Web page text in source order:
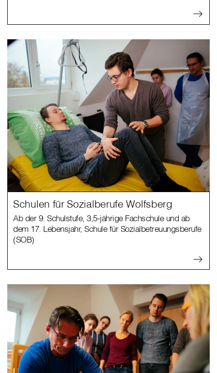
Schulen für Sozialberufe Wolfsberg
Ab der 9. Schulstufe, 3,5-jährige Fachschule und ab
dem 17. Lebensjahr, Schule für Sozialbetreuungsberufe
(SOB)